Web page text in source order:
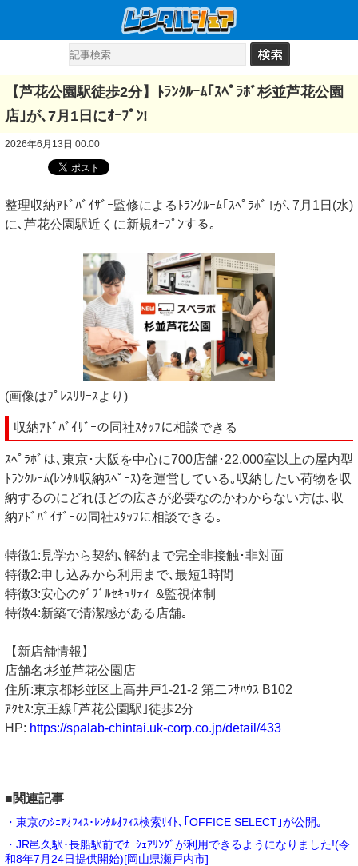
【芦花公園駅徒歩2分】ﾄﾗﾝｸﾙｰﾑ｢ｽﾍﾟﾗﾎﾞ杉並芦花公園
店｣が､7月1日にｵｰﾌﾟﾝ!
2026年6月13日 00:00
整理収納ｱﾄﾞﾊﾞｲｻﾞｰ監修によるﾄﾗﾝｸﾙｰﾑ｢ｽﾍﾟﾗﾎﾞ｣が､7月1日(水)
に､芦花公園駅近くに新規ｵｰﾌﾟﾝする｡
(画像はﾌﾟﾚｽﾘﾘｰｽより)
収納ｱﾄﾞﾊﾞｲｻﾞｰの同社ｽﾀｯﾌに相談できる
ｽﾍﾟﾗﾎﾞは､東京･大阪を中心に700店舗･22,000室以上の屋内型
ﾄﾗﾝｸﾙｰﾑ(ﾚﾝﾀﾙ収納ｽﾍﾟｰｽ)を運営している｡収納したい荷物を収
納するのにどれほどの広さが必要なのかわからない方は､収
納ｱﾄﾞﾊﾞｲｻﾞｰの同社ｽﾀｯﾌに相談できる｡
特徴1:見学から契約､解約まで完全非接触･非対面
特徴2:申し込みから利用まで､最短1時間
特徴3:安心のﾀﾞﾌﾞﾙｾｷｭﾘﾃｨｰ&監視体制
特徴4:新築で清潔感がある店舗｡
【新店舗情報】
店舗名:杉並芦花公園店
住所:東京都杉並区上高井戸1-21-2 第二ﾗｻﾊｳｽ B102
ｱｸｾｽ:京王線｢芦花公園駅｣徒歩2分
HP: https://spalab-chintai.uk-corp.co.jp/detail/433
■関連記事
・東京のｼｪｱｵﾌｨｽ･ﾚﾝﾀﾙｵﾌｨｽ検索ｻｲﾄ､｢OFFICE SELECT｣が公開｡
・JR邑久駅･長船駅前でｶｰｼｪｱﾘﾝｸﾞが利用できるようになりました!(令
和8年7月24日提供開始)[岡山県瀬戸内市]